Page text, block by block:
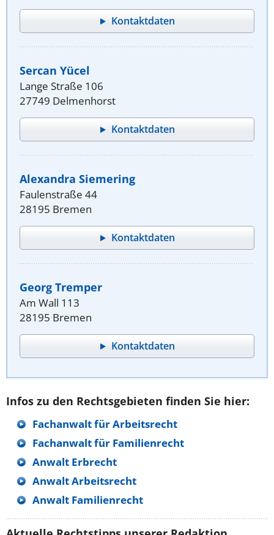
Kontaktdaten
Sercan Yücel
Lange Straße 106
27749 Delmenhorst
Kontaktdaten
Alexandra Siemering
Faulenstraße 44
28195 Bremen
Kontaktdaten
Georg Tremper
Am Wall 113
28195 Bremen
Kontaktdaten
Infos zu den Rechtsgebieten finden Sie hier:
Fachanwalt für Arbeitsrecht
Fachanwalt für Familienrecht
Anwalt Erbrecht
Anwalt Arbeitsrecht
Anwalt Familienrecht